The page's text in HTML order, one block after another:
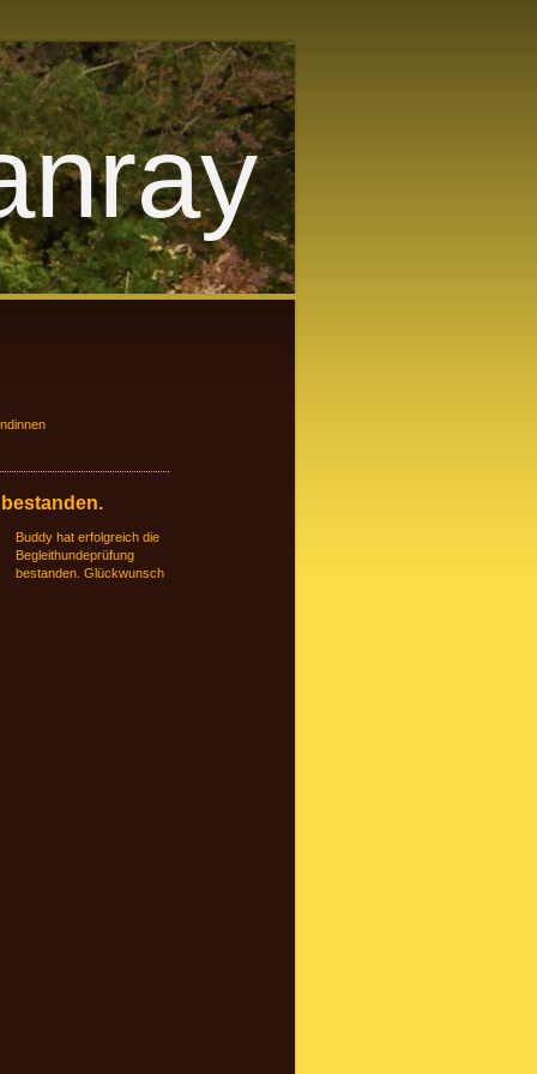
Buddy hat erfolgreich die
Begleithundeprüfung
bestanden. Glückwunsch